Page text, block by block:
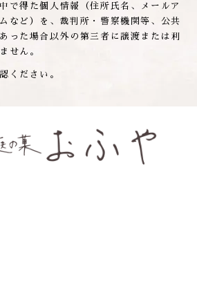
で得た個人情報（住所氏名、メールア
など）を、裁判所・警察機関等、公共
った場合以外の第三者に譲渡または利
せん。
ください。